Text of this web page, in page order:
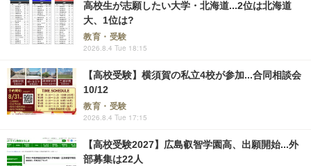
高校生が志願したい大学・北海道...2位は北海道
大、1位は?
教育・受験
2026.8.4 Tue 18:15
【高校受験】横須賀の私立4校が参加...合同相談会
10/12
教育・受験
2026.8.4 Tue 17:15
【高校受験2027】広島叡智学園高、出願開始...外
部募集は22人